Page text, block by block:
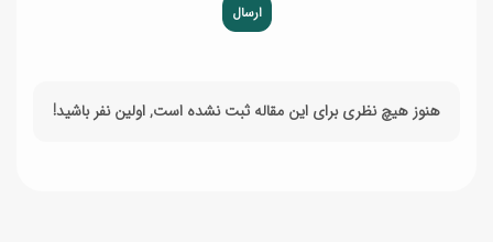
ارسال
هنوز هیچ نظری برای این مقاله ثبت نشده است, اولین نفر باشید!